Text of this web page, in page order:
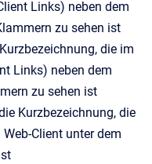
Links) neben dem
zu sehen ist
die im
Links) neben dem
zu sehen ist
Kurzbezeichnung, die
Client unter dem